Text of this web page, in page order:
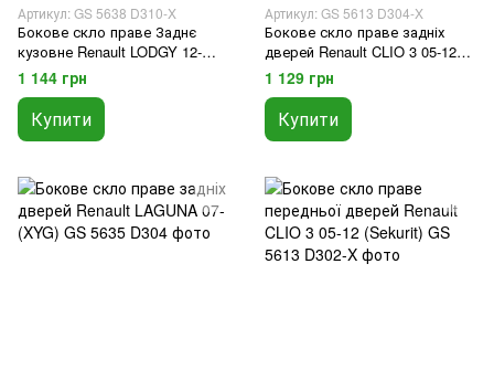
Артикул: GS 5638 D310-X
Бокове скло праве Заднє
кузовне Renault LODGY 12-
(Sekurit)
1 144 грн
Купити
Артикул: GS 5613 D304-X
Бокове скло праве задніх
дверей Renault CLIO 3 05-12
(Sekurit)
1 129 грн
Купити